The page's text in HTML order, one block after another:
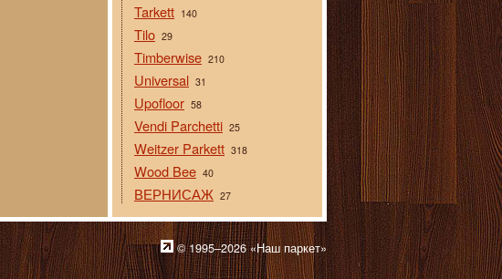
Tarkett 140
Tilo 29
Timberwise 210
Universal 31
Upofloor 58
Vendi Parchetti 25
Weitzer Parkett 318
Wood Bee 40
ВЕРНИСАЖ 27
© 1995–2026 «Наш паркет»